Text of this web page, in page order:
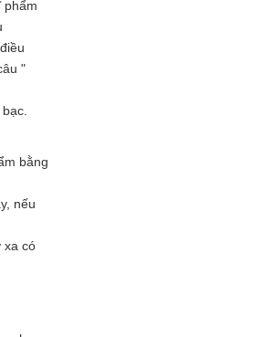
phẩm
"
bằng
nếu
xa có